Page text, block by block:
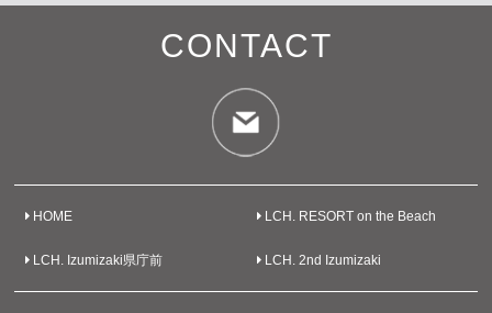
CONTACT
HOME LCH. RESORT on the Beach
LCH. Izumizaki県庁前 LCH. 2nd Izumizaki